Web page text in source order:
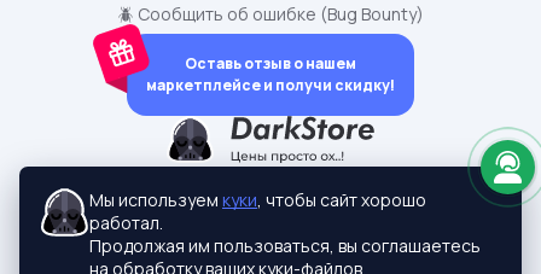
dark.shopping - Маркетплейс аккаунтов
2015-2026 © dark.shopping
Актуальные адреса:
🪲 Сообщить об ошибке (Bug Bounty)
Оставь отзыв о нашем
маркетплейсе и получи скидку!
Мы используем куки, чтобы сайт хорошо
работал.
Продолжая им пользоваться, вы соглашаетесь
на обработку ваших куки-файлов.